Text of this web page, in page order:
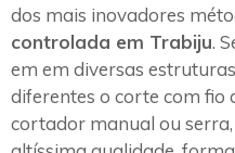
dos mais inovadores
controlada em Trabiju.
em em diversas
diferentes o corte com fio
cortador manual ou